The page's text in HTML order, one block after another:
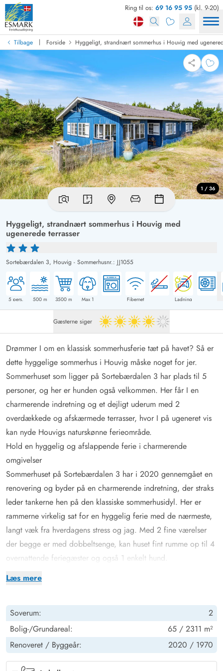
Ring til os: 69 16 95 95 (kl. 9-20)
Tilbage | Forside Hyggeligt, strandnært sommerhus i Houvig med
Hyggeligt, strandnært sommerhus i Houvig med
ugenerede terrasser
Sortebærdalen 3, Houvig - Sommerhusnr.: JJ1055
5 pers. 500m 3500 m Max 1 Fibernet Ladning
1 / 36
Gæsterne siger 4 ud af 5
Læs mere
Drømmer I om en klassisk sommerhusferie tæt på havet? Så er
dette hyggelige sommerhus i Houvig måske noget for jer.
Sommerhuset som ligger på Sortebærdalen 3 har plads til 5
personer, og her er hunden også velkommen. Her får I en
charmerende indretning og et dejligt uderum med 2
overdækkede og afskærmede terrasser, hvor I på ugeneret vis
kan nyde Houvigs naturskønne ferieområde.
Hold en hyggelig og afslappende ferie i charmerende
omgivelser
Sommerhuset på Sortebærdalen 3 har i 2020 gennemgået en
renovering og byder på en charmerende indretning, der straks
leder tankerne hen på den klassiske sommerhusidyl. Her er
rammerne virkelig sat for en hyggelig ferie med de nærmeste,
langt væk fra hverdagens stress og jag. Med 2 fine værelser
der begge er med dobbeltsenge, kan huset fint rumme op til 4
overnattende feriegæster og også 1 enkelt hund.
Fra entréen træder I ind i feriehusets hjerte – nemlig stuen,
til dagens lækre feriemiddag. I stueafdelingen er der lagt i
kakkelovnen til masser af kvalitetstid med filmhygge og
afslapning på sofaen.
Sommerhuset er udstyret med en energibesparende
Soverum:
2
Bolig-/Grundareal:
65 / 2311 m²
Renoveret / Byggeår: 2020 / 1970